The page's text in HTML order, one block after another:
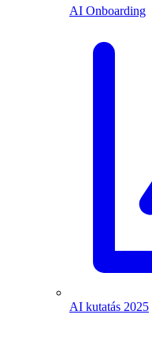
AI Onboarding
AI kutatás 2025